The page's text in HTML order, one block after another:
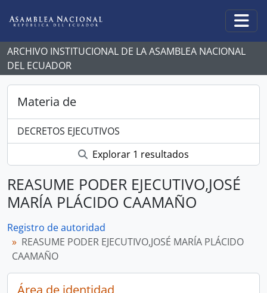
ARCHIVO INSTITUCIONAL DE LA ASAMBLEA NACIONAL
DEL ECUADOR
Materia de
DECRETOS EJECUTIVOS
Explorar 1 resultados
REASUME PODER EJECUTIVO,JOSÉ
MARÍA PLÁCIDO CAAMAÑO
Registro de autoridad
REASUME PODER EJECUTIVO,JOSÉ MARÍA PLÁCIDO
CAAMAÑO
Área de identidad